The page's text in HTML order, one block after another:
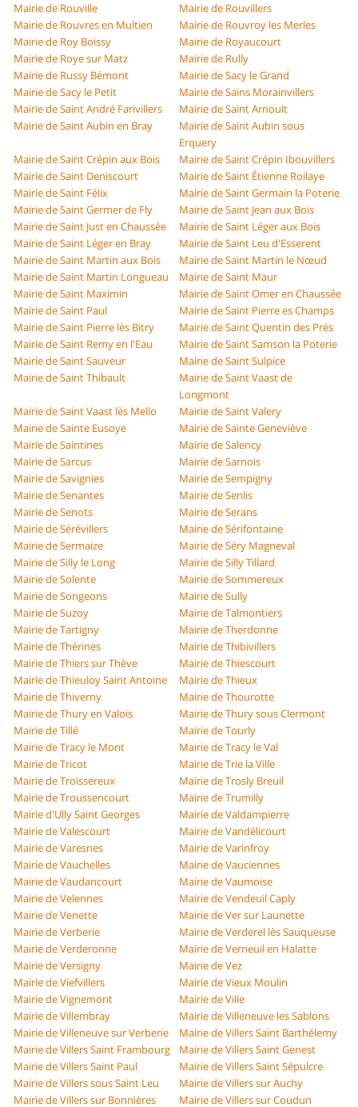
Mairie de Rouville
Mairie de Rouvillers
Mairie de Rouvres en Multien
Mairie de Rouvroy les Merles
Mairie de Roy Boissy
Mairie de Royaucourt
Mairie de Roye sur Matz
Mairie de Rully
Mairie de Russy Bémont
Mairie de Sacy le Grand
Mairie de Sacy le Petit
Mairie de Sains Morainvillers
Mairie de Saint André Farivillers
Mairie de Saint Arnoult
Mairie de Saint Aubin en Bray
Mairie de Saint Aubin sous
Erquery
Mairie de Saint Crépin aux Bois
Mairie de Saint Crépin Ibouvillers
Mairie de Saint Deniscourt
Mairie de Saint Étienne Roilaye
Mairie de Saint Félix
Mairie de Saint Germain la Poterie
Mairie de Saint Germer de Fly
Mairie de Saint Jean aux Bois
Mairie de Saint Just en Chaussée
Mairie de Saint Léger aux Bois
Mairie de Saint Léger en Bray
Mairie de Saint Leu d'Esserent
Mairie de Saint Martin aux Bois
Mairie de Saint Martin le Nœud
Mairie de Saint Martin Longueau
Mairie de Saint Maur
Mairie de Saint Maximin
Mairie de Saint Omer en Chaussée
Mairie de Saint Paul
Mairie de Saint Pierre es Champs
Mairie de Saint Pierre lès Bitry
Mairie de Saint Quentin des Prés
Mairie de Saint Remy en l'Eau
Mairie de Saint Samson la Poterie
Mairie de Saint Sauveur
Mairie de Saint Sulpice
Mairie de Saint Thibault
Mairie de Saint Vaast de
Longmont
Mairie de Saint Vaast lès Mello
Mairie de Saint Valery
Mairie de Sainte Eusoye
Mairie de Sainte Geneviève
Mairie de Saintines
Mairie de Salency
Mairie de Sarcus
Mairie de Sarnois
Mairie de Savignies
Mairie de Sempigny
Mairie de Senantes
Mairie de Senlis
Mairie de Senots
Mairie de Serans
Mairie de Sérévillers
Mairie de Sérifontaine
Mairie de Sermaize
Mairie de Séry Magneval
Mairie de Silly le Long
Mairie de Silly Tillard
Mairie de Solente
Mairie de Sommereux
Mairie de Songeons
Mairie de Sully
Mairie de Suzoy
Mairie de Talmontiers
Mairie de Tartigny
Mairie de Therdonne
Mairie de Thérines
Mairie de Thibivillers
Mairie de Thiers sur Thève
Mairie de Thiescourt
Mairie de Thieuloy Saint Antoine
Mairie de Thieux
Mairie de Thiverny
Mairie de Thourotte
Mairie de Thury en Valois
Mairie de Thury sous Clermont
Mairie de Tillé
Mairie de Tourly
Mairie de Tracy le Mont
Mairie de Tracy le Val
Mairie de Tricot
Mairie de Trie la Ville
Mairie de Troissereux
Mairie de Trosly Breuil
Mairie de Troussencourt
Mairie de Trumilly
Mairie d'Ully Saint Georges
Mairie de Valdampierre
Mairie de Valescourt
Mairie de Vandélicourt
Mairie de Varesnes
Mairie de Varinfroy
Mairie de Vauchelles
Mairie de Vauciennes
Mairie de Vaudancourt
Mairie de Vaumoise
Mairie de Velennes
Mairie de Vendeuil Caply
Mairie de Venette
Mairie de Ver sur Launette
Mairie de Verberie
Mairie de Verderel lès Sauqueuse
Mairie de Verderonne
Mairie de Verneuil en Halatte
Mairie de Versigny
Mairie de Vez
Mairie de Viefvillers
Mairie de Vieux Moulin
Mairie de Vignemont
Mairie de Ville
Mairie de Villembray
Mairie de Villeneuve les Sablons
Mairie de Villeneuve sur Verberie
Mairie de Villers Saint Barthélemy
Mairie de Villers Saint Frambourg
Mairie de Villers Saint Genest
Mairie de Villers Saint Paul
Mairie de Villers Saint Sépulcre
Mairie de Villers sous Saint Leu
Mairie de Villers sur Auchy
Mairie de Villers sur Bonnières
Mairie de Villers sur Coudun